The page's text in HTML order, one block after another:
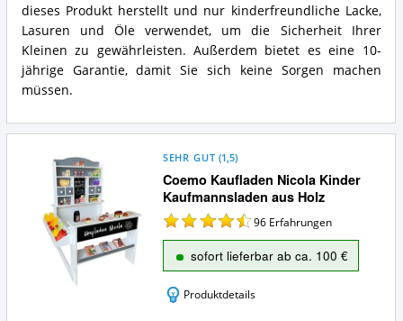
dieses Produkt herstellt und nur kinderfreundliche Lacke,
Lasuren und Öle verwendet, um die Sicherheit Ihrer
Kleinen zu gewährleisten. Außerdem bietet es eine 10-
jährige Garantie, damit Sie sich keine Sorgen machen
müssen.
Coemo Kaufladen Nicola Kinder
Kaufmannsladen aus Holz
SEHR GUT (1,5)
96 Erfahrungen
sofort lieferbar ab ca. 100 €
Produktdetails